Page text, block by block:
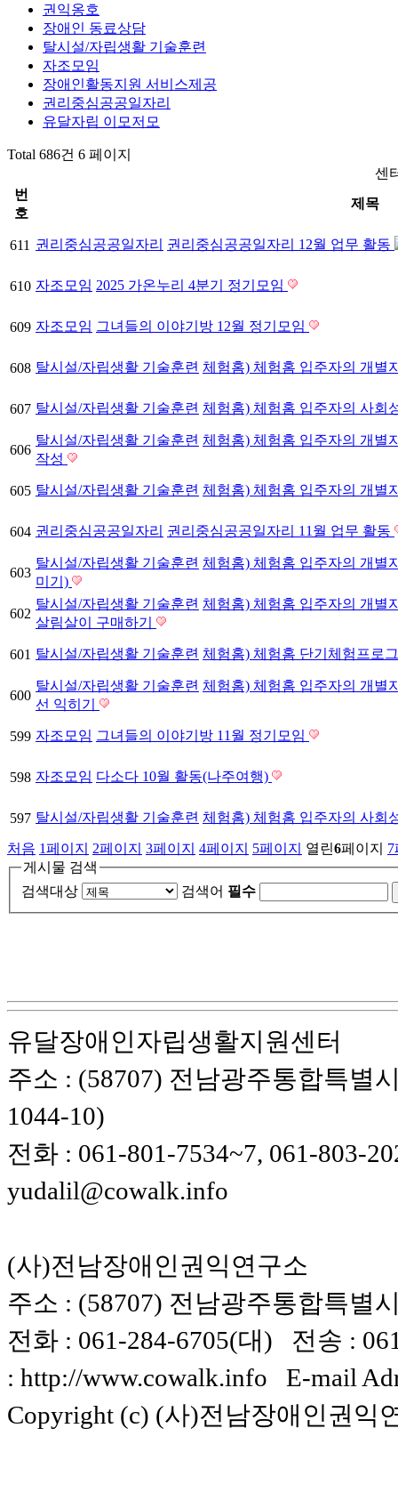
권익옹호
장애인 동료상담
탈시설/자립생활 기술훈련
자조모임
장애인활동지원 서비스제공
권리중심공공일자리
유달자립 이모저모
Total 686건 6 페이지
센
번
호
제목
611 권리중심공공일자리 권리중심공공일자리 12월 업무 활동
610 자조모임 2025 가온누리 4분기 정기모임
609 자조모임 그녀들의 이야기방 12월 정기모임
608 탈시설/자립생활 기술훈련 체험홈) 체험홈 입주자의 개별
607 탈시설/자립생활 기술훈련 체험홈) 체험홈 입주자의 사회
606
탈시설/자립생활 기술훈련 체험홈) 체험홈 입주자의 개별
작성
605 탈시설/자립생활 기술훈련 체험홈) 체험홈 입주자의 개별
604 권리중심공공일자리 권리중심공공일자리 11월 업무 활동
603
탈시설/자립생활 기술훈련 체험홈) 체험홈 입주자의 개별
미기)
602
탈시설/자립생활 기술훈련 체험홈) 체험홈 입주자의 개별
살림살이 구매하기
601 탈시설/자립생활 기술훈련 체험홈) 체험홈 단기체험프로
600
탈시설/자립생활 기술훈련 체험홈) 체험홈 입주자의 개별
선 익히기
599 자조모임 그녀들의 이야기방 11월 정기모임
598 자조모임 다소다 10월 활동(나주여행)
597 탈시설/자립생활 기술훈련 체험홈) 체험홈 입주자의 사회
처음 1페이지 2페이지 3페이지 4페이지 5페이지 열린6페이지 7
게시물 검색
검색대상
검색어 필수
유달장애인자립생활지원센터
주소 : (58707) 전남광주통합특별
1044-10)
전화 : 061-801-7534~7, 061-803-
yudalil@cowalk.info
(사)전남장애인권익연구소
주소 : (58707) 전남광주통합특별
전화 : 061-284-6705(대) 전송 :
: http://www.cowalk.info E-mail
Copyright (c) (사)전남장애인권익